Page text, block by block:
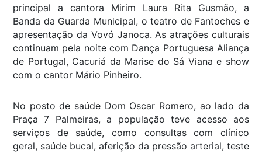
principal a cantora Mirim Laura Rita Gusmão, a
Banda da Guarda Municipal, o teatro de Fantoches e
apresentação da Vovó Janoca. As atrações culturais
continuam pela noite com Dança Portuguesa Aliança
de Portugal, Cacuriá da Marise do Sá Viana e show
com o cantor Mário Pinheiro.
No posto de saúde Dom Oscar Romero, ao lado da
Praça 7 Palmeiras, a população teve acesso aos
serviços de saúde, como consultas com clínico
geral, saúde bucal, aferição da pressão arterial, teste